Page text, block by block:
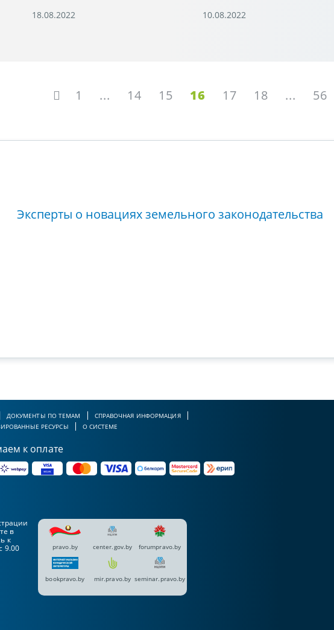
18.08.2022 10.08.2022
1 ... 14 15 16 17 18 ... 56
Эксперты о новациях земельного законодательства
ДОКУМЕНТЫ ПО ТЕМАМ
СПРАВОЧНАЯ ИНФОРМАЦИЯ
РЕСУРСЫ
О СИСТЕМЕ
к оплате
в
к
9.00
pravo.by center.gov.by forumpravo.by
bookpravo.by mir.pravo.by seminar.pravo.by